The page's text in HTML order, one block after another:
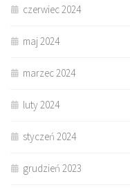
czerwiec 2024
maj 2024
marzec 2024
luty 2024
styczeń 2024
grudzień 2023